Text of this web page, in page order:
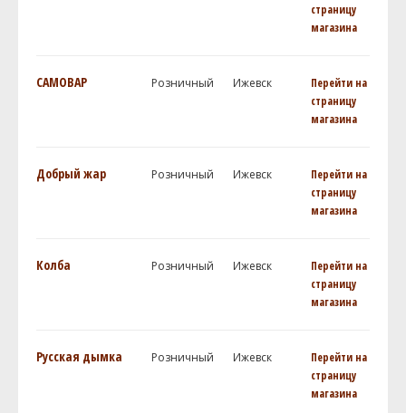
страницу
магазина
САМОВАР Розничный Ижевск
Перейти на
страницу
магазина
Добрый жар Розничный Ижевск
Перейти на
страницу
магазина
Колба Розничный Ижевск
Перейти на
страницу
магазина
Русская дымка Розничный Ижевск
Перейти на
страницу
магазина